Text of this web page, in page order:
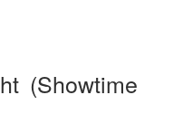
(Showtime